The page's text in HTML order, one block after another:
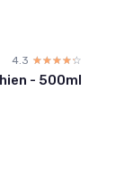
4.3 ☆☆☆☆☆
★★★★★
- 500ml